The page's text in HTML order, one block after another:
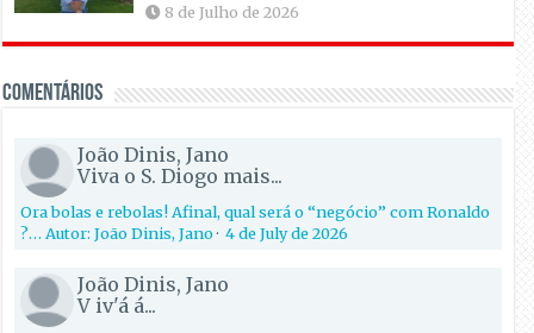
8 de Julho de 2026
Comentários
João Dinis, Jano
Viva o S. Diogo mais...
Ora bolas e rebolas! Afinal, qual será o “negócio” com Ronaldo
?… Autor: João Dinis, Jano·4 de July de 2026
João Dinis, Jano
V iv'á á...